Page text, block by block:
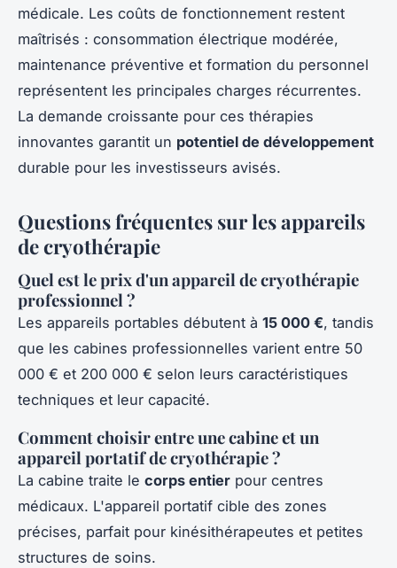
médicale. Les coûts de fonctionnement restent
maîtrisés : consommation électrique modérée,
maintenance préventive et formation du personnel
représentent les principales charges récurrentes.
La demande croissante pour ces thérapies
innovantes garantit un potentiel de développement
durable pour les investisseurs avisés.
Questions fréquentes sur les appareils
de cryothérapie
Quel est le prix d'un appareil de cryothérapie
professionnel ?
Les appareils portables débutent à 15 000 €, tandis
que les cabines professionnelles varient entre 50
000 € et 200 000 € selon leurs caractéristiques
techniques et leur capacité.
Comment choisir entre une cabine et un
appareil portatif de cryothérapie ?
La cabine traite le corps entier pour centres
médicaux. L'appareil portatif cible des zones
précises, parfait pour kinésithérapeutes et petites
structures de soins.